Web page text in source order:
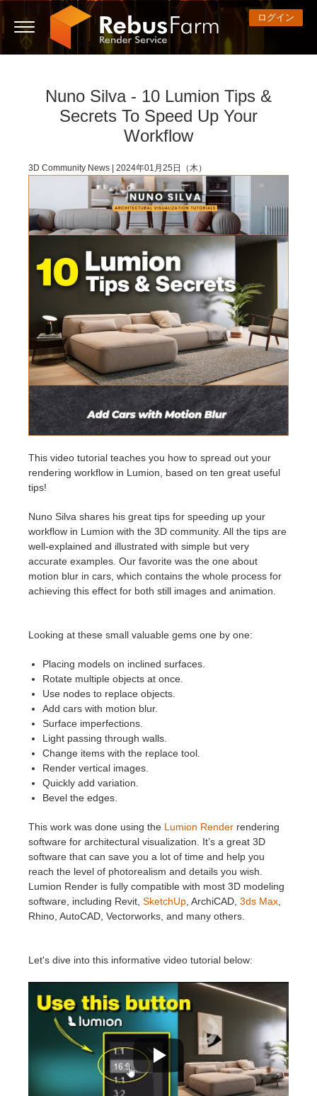
チケット
New Ticket
マイREBUS
ご購入
チケット
送り状一覧
アカウント情報を編集
TeamManager
3D ARTIST OF THE YEAR
2022
2020
2017
2016
コンペティション
Creative 3D Lab. Challenge
Architecture 3D Challenge
Memories Challenge
Summer Vibes 3D Challenge
コミュニティ
コンペティション
Making-ofs
3D Artist of the Month
3D Artist of the Year
サポート
よくあるご質問
サポート問い合わせ先
秘密保持契約
価格
コスト計算
無制限レンダーレンタル
３Ｄソフトウェア
Cinema 4D
Blender
Redshift
Arnold
Octane
Mental Ray
Maxwell
Modo
Softimage
SketchUp
さあ、始めましょう
ダウンロード ソフトウェア
ログイン
Nuno Silva - 10 Lumion Tips &
Secrets To Speed Up Your
Workflow
3D Community News | 2024年01月25日（木）
This video tutorial teaches you how to spread out your
rendering workflow in Lumion, based on ten great useful
tips!
Nuno Silva shares his great tips for speeding up your
workflow in Lumion with the 3D community. All the tips are
well-explained and illustrated with simple but very
accurate examples. Our favorite was the one about
motion blur in cars, which contains the whole process for
achieving this effect for both still images and animation.
Looking at these small valuable gems one by one:
Placing models on inclined surfaces.
Rotate multiple objects at once.
Use nodes to replace objects.
Add cars with motion blur.
Surface imperfections.
Light passing through walls.
Change items with the replace tool.
Render vertical images.
Quickly add variation.
Bevel the edges.
This work was done using the Lumion Render rendering
software for architectural visualization. It’s a great 3D
software that can save you a lot of time and help you
reach the level of photorealism and details you wish.
Lumion Render is fully compatible with most 3D modeling
software, including Revit, SketchUp , ArchiCAD, 3ds Max
Rhino, AutoCAD, Vectorworks, and many others.
Let's dive into this informative video tutorial below: